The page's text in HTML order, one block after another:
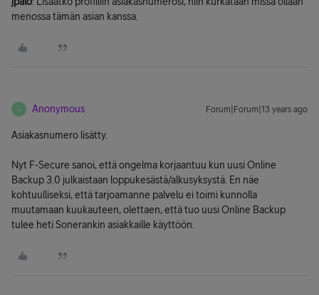
menossa tämän asian kanssa.
A Anonymous Forum|Forum|13 years ago
Asiakasnumero lisätty.
Nyt F-Secure sanoi, että ongelma korjaantuu kun uusi Online
Backup 3.0 julkaistaan loppukesästä/alkusyksystä. En näe
kohtuulliseksi, että tarjoamanne palvelu ei toimi kunnolla
muutamaan kuukauteen, olettaen, että tuo uusi Online Backup
tulee heti Sonerankin asiakkaille käyttöön.